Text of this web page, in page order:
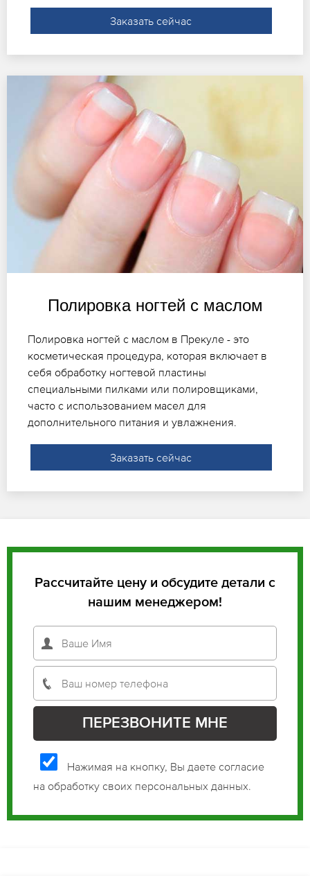
Заказать сейчас
Полировка ногтей с маслом
Полировка ногтей с маслом в Прекуле - это
косметическая процедура, которая включает в
себя обработку ногтевой пластины
специальными пилками или полировщиками,
часто с использованием масел для
дополнительного питания и увлажнения.
Заказать сейчас
Рассчитайте цену и обсудите детали с
нашим менеджером!
Нажимая на кнопку, Вы даете согласие
на обработку своих персональных данных.